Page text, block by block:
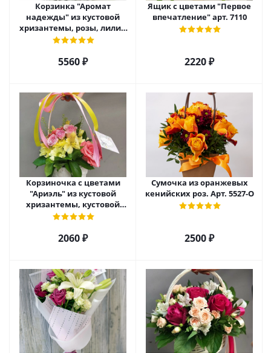
Корзинка "Аромат
надежды" из кустовой
хризантемы, розы, лилий
и эустомы. арт. 7751
5560 ₽
Ящик с цветами "Первое
впечатление" арт. 7110
2220 ₽
Корзиночка с цветами
"Ариэль" из кустовой
хризантемы, кустовой
розы и альстромерии арт.
2060 ₽
Сумочка из оранжевых
кенийских роз. Арт. 5527-О
2500 ₽